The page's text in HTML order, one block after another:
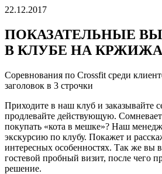
22.12.2017
ПОКАЗАТЕЛЬНЫЕ
В КЛУБЕ НА
Соревнования по Crossfit среди
заголовок в 3 строчки
Приходите в наш клуб и заказывайте
продлевайте действующую.
покупать «кота в мешке»? Наш
экскурсию по клубу. Покажет и
интересных особенностях. Так же вы
гостевой пробный визит, после чего
решение.